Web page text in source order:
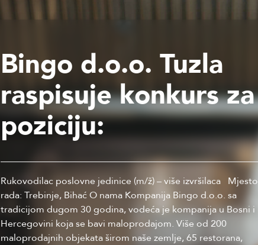
Bingo d.o.o. Tuzla
raspisuje konkurs za
poziciju:
Rukovodilac poslovne jedinice (m/ž) – više izvršilaca Mjesto
rada: Trebinje, Bihać O nama Kompanija Bingo d.o.o. sa
tradicijom dugom 30 godina, vodeća je kompanija u Bosni i
Hercegovini koja se bavi maloprodajom. Više od 200
maloprodajnih objekata širom naše zemlje, 65 restorana,